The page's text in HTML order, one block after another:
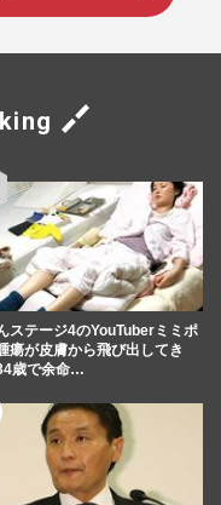
ステージ4のYouTuberミミポ
瘍が皮膚から飛び出してき
歳で余命…